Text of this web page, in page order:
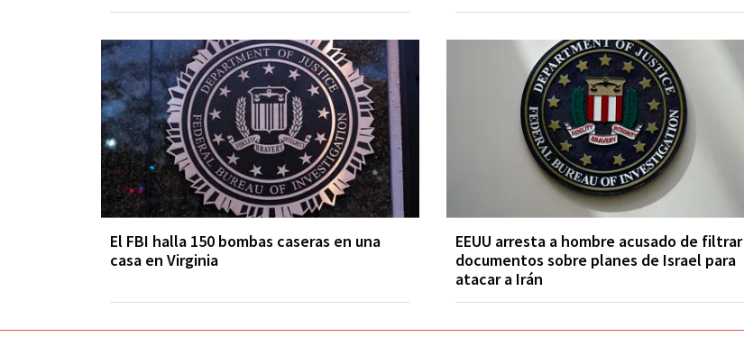
El FBI halla 150 bombas caseras en una
casa en Virginia
EEUU arresta a hombre acusado de filtrar
documentos sobre planes de Israel para
atacar a Irán